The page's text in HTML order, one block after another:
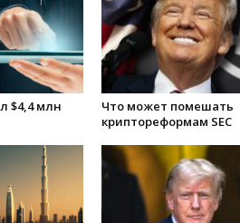
$4,4 млн
Что может помешать
криптореформам SEC